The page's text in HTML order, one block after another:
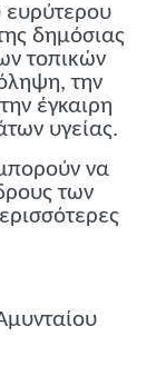
ευρύτερου
δημόσιας
τοπικών
την
έγκαιρη
υγείας.
να
των